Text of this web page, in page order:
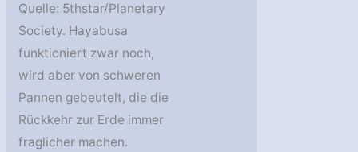
Quelle: 5thstar/Planetary
Society. Hayabusa
funktioniert zwar noch,
wird aber von schweren
Pannen gebeutelt, die die
Rückkehr zur Erde immer
fraglicher machen.